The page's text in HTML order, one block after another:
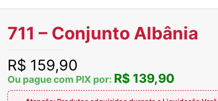
711 – Conjunto Albânia
R$ 159,90
Ou pague com PIX por: R$ 139,90